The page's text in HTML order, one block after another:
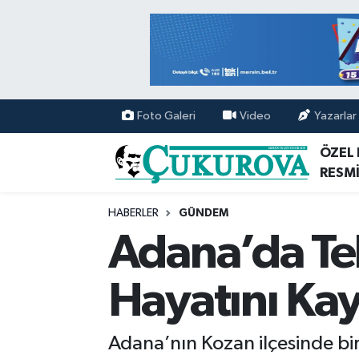
Foto Galeri Video Yazarlar
ÖZEL
HABERLER GÜNDEM
Adana’da
Hayatını
Adana’nın Kozan ilçesinde
Mersin Nöbetçi Eczaneler
Mersin Hava Durumu
Mersin Namaz Vakitleri
Mersin Trafik Yoğunluk Haritası
Tüm Manşetler
Son Dakika Haberleri
Haber Arşivi